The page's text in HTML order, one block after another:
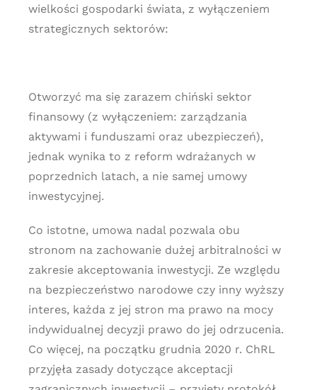
wielkości gospodarki świata, z wyłączeniem
strategicznych sektorów:
Otworzyć ma się zarazem chiński sektor
finansowy (z wyłączeniem: zarządzania
aktywami i funduszami oraz ubezpieczeń),
jednak wynika to z reform wdrażanych w
poprzednich latach, a nie samej umowy
inwestycyjnej.
Co istotne, umowa nadal pozwala obu
stronom na zachowanie dużej arbitralności w
zakresie akceptowania inwestycji. Ze względu
na bezpieczeństwo narodowe czy inny wyższy
interes, każda z jej stron ma prawo na mocy
indywidualnej decyzji prawo do jej odrzucenia.
Co więcej, na początku grudnia 2020 r. ChRL
przyjęła zasady dotyczące akceptacji